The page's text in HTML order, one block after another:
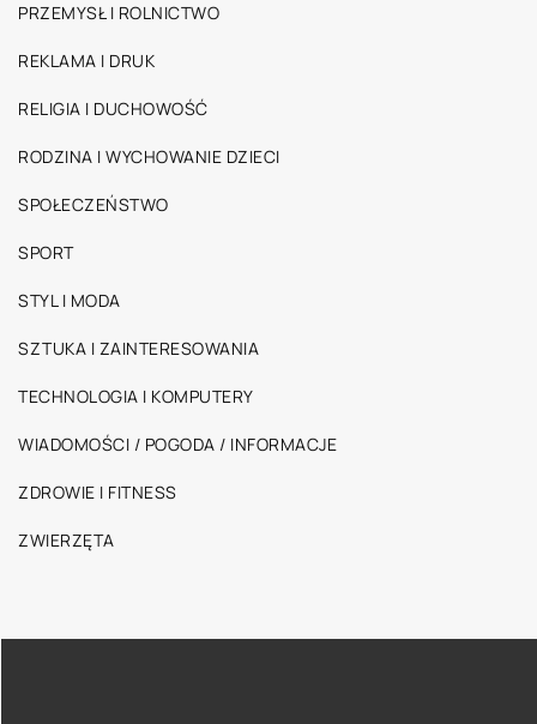
PRZEMYSŁ I ROLNICTWO
REKLAMA I DRUK
RELIGIA I DUCHOWOŚĆ
RODZINA I WYCHOWANIE DZIECI
SPOŁECZEŃSTWO
SPORT
STYL I MODA
SZTUKA I ZAINTERESOWANIA
TECHNOLOGIA I KOMPUTERY
WIADOMOŚCI / POGODA / INFORMACJE
ZDROWIE I FITNESS
ZWIERZĘTA